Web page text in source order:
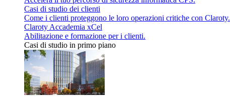
Casi di studio dei clienti
Come i clienti proteggono le loro operazioni critiche con Claroty.
Claroty Accademia xCel
Abilitazione e formazione per i clienti.
Casi di studio in primo piano